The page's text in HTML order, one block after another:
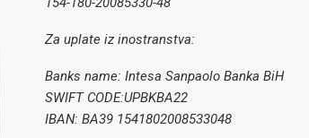
Za uplate iz inostranstva:
Banks name: Intesa Sanpaolo Banka BiH
SWIFT CODE:UPBKBA22
IBAN: BA39 1541802008533048
Oglas za posao: Radno